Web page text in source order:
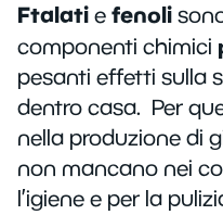
Ftalati e fenoli
componenti chimici
pesanti effetti sulla
dentro casa. Per
nella produzione di
non mancano nei
l’igiene e per la